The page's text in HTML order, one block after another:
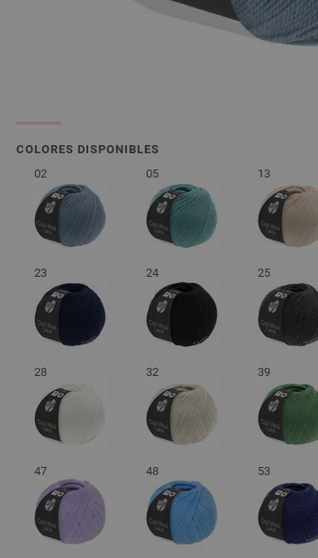
COLORES DISPONIBLES
02
05 13
23 24 25
28 32 39
47 48 53